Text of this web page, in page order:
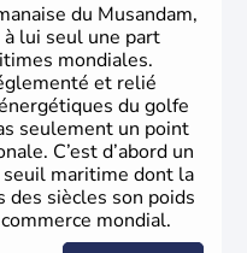
du Musandam,
lui seul une part
mondiales.
et relié
du golfe
seulement un point
C’est d’abord un
maritime dont la
siècles son poids
mondial.